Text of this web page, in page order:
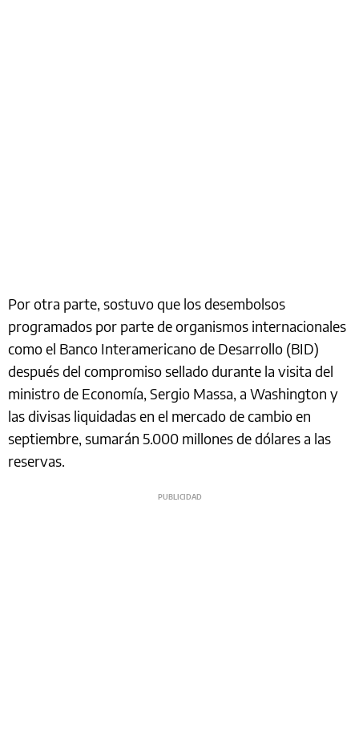
Por otra parte, sostuvo que los desembolsos
programados por parte de organismos internacionales
como el Banco Interamericano de Desarrollo (BID)
después del compromiso sellado durante la visita del
ministro de Economía, Sergio Massa, a Washington y
las divisas liquidadas en el mercado de cambio en
septiembre, sumarán 5.000 millones de dólares a las
reservas.